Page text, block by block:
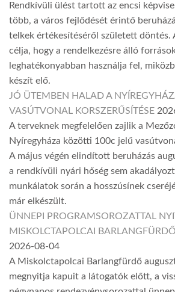
Rendkívüli ülést tartott az encsi
több, a város fejlődését érintő
telkek értékesítéséről született döntés.
célja, hogy a rendelkezésre álló
leghatékonyabban használja fel,
készít elő.
JÓ ÜTEMBEN HALAD A
VASÚTVONAL KORSZERŰSÍTÉSE
A terveknek megfelelően zajlik a
Nyíregyháza közötti 100c jelű
A május végén elindított beruházás
a rendkívüli nyári hőség sem
munkálatok során a hosszúsínek
már elkészült.
ÜNNEPI PROGRAMSOROZATTAL
MISKOLCTAPOLCAI
2026-08-04
A Miskolctapolcai Barlangfürdő
megnyitja kapuit a látogatók előtt, a